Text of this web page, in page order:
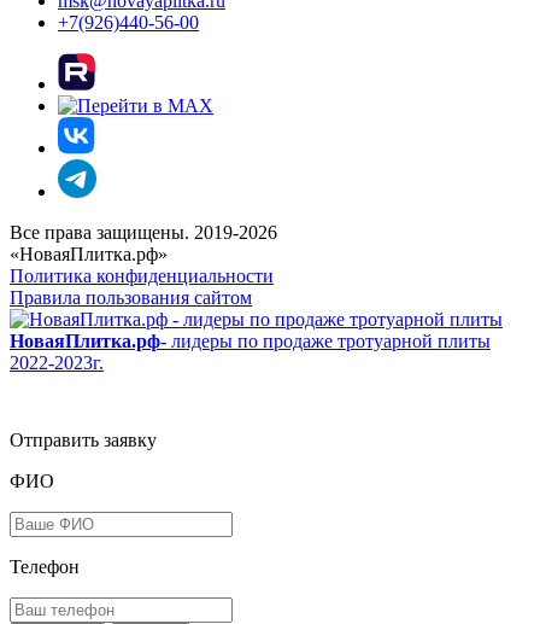
+7(926)440-56-00
Все права защищены. 2019-2026
«НоваяПлитка.рф»
Политика конфиденциальности
Правила пользования сайтом
НоваяПлитка.рф- лидеры по продаже тротуарной плиты
2022-2023г.
Отправить заявку
ФИО
Телефон